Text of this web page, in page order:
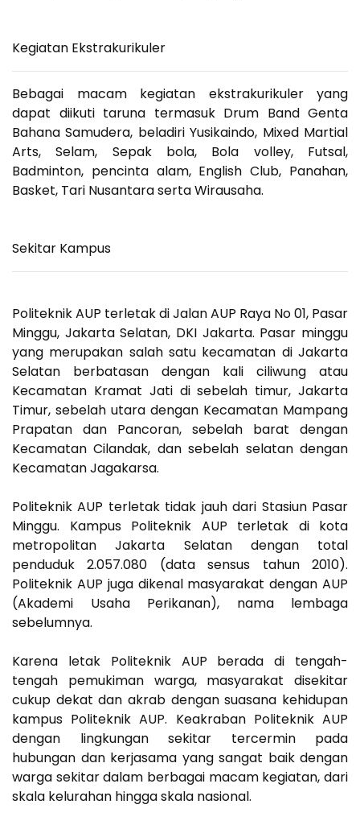
Kegiatan Ekstrakurikuler
Bebagai macam kegiatan ekstrakurikuler yang
dapat diikuti taruna termasuk Drum Band Genta
Bahana Samudera, beladiri Yusikaindo, Mixed Martial
Arts, Selam, Sepak bola, Bola volley, Futsal,
Badminton, pencinta alam, English Club, Panahan,
Basket, Tari Nusantara serta Wirausaha.
Sekitar Kampus
Politeknik AUP terletak di Jalan AUP Raya No 01, Pasar
Minggu, Jakarta Selatan, DKI Jakarta. Pasar minggu
yang merupakan salah satu kecamatan di Jakarta
Selatan berbatasan dengan kali ciliwung atau
Kecamatan Kramat Jati di sebelah timur, Jakarta
Timur, sebelah utara dengan Kecamatan Mampang
Prapatan dan Pancoran, sebelah barat dengan
Kecamatan Cilandak, dan sebelah selatan dengan
Kecamatan Jagakarsa.
Politeknik AUP terletak tidak jauh dari Stasiun Pasar
Minggu. Kampus Politeknik AUP terletak di kota
metropolitan Jakarta Selatan dengan total
penduduk 2.057.080 (data sensus tahun 2010).
Politeknik AUP juga dikenal masyarakat dengan AUP
(Akademi Usaha Perikanan), nama lembaga
sebelumnya.
Karena letak Politeknik AUP berada di tengah-
tengah pemukiman warga, masyarakat disekitar
cukup dekat dan akrab dengan suasana kehidupan
kampus Politeknik AUP. Keakraban Politeknik AUP
dengan lingkungan sekitar tercermin pada
hubungan dan kerjasama yang sangat baik dengan
warga sekitar dalam berbagai macam kegiatan, dari
skala kelurahan hingga skala nasional.